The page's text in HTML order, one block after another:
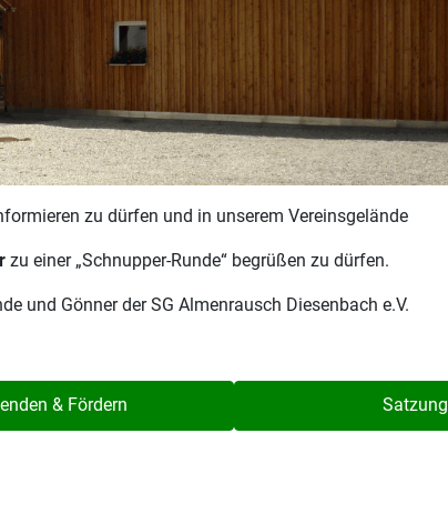
zu dürfen und in unserem Vereinsgelände
zu einer „Schnupper-Runde“ begrüßen zu dürfen.
und Gönner der SG Almenrausch Diesenbach e.V.
& Fördern Satzung